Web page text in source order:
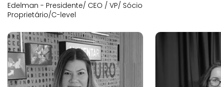
Edelman - Presidente/ CEO / VP/ Sócio
Proprietário/C-level